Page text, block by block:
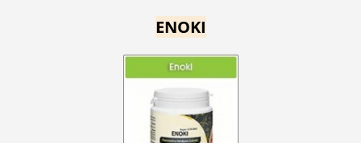
ENOKI